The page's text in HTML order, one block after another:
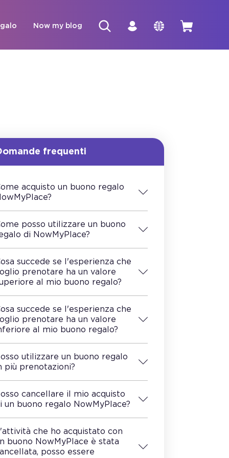
Now my blog
frequenti
acquisto un buono regalo
posso utilizzare un buono
di NowMyPlace?
succede se l'esperienza che
prenotare ha un valore
al mio buono regalo?
succede se l'esperienza che
prenotare ha un valore
al mio buono regalo?
utilizzare un buono regalo
più prenotazioni?
cancellare il mio acquisto
un buono regalo NowMyPlace?
che ho acquistato con
buono NowMyPlace è stata
posso essere